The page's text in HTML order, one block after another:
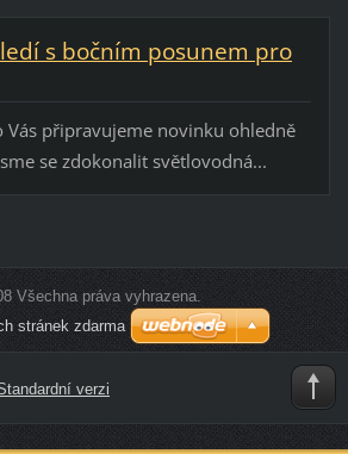
s bočním posunem pro
Vás připravujeme novinku ohledně
se zdokonalit světlovodná...
Všechna práva vyhrazena.
stránek zdarma
verzi